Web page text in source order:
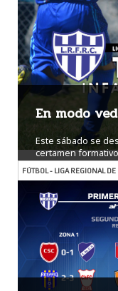
En modo
Este sábado se
certamen
FÚTBOL - LIGA REGIONAL